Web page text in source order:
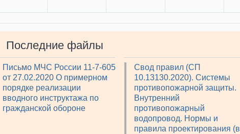
Последние файлы
Письмо МЧС России 11-7-605
от 27.02.2020 О примерном
порядке реализации
вводного инструктажа по
гражданской обороне
Свод правил (СП
10.13130.2020). Системы
противопожарной защиты.
Внутренний
противопожарный
водопровод. Нормы и
правила проектирования (в